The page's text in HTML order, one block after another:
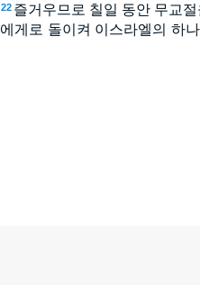
22 즐거우므로 칠일 동안 무교
게로 돌이켜 이스라엘의 하